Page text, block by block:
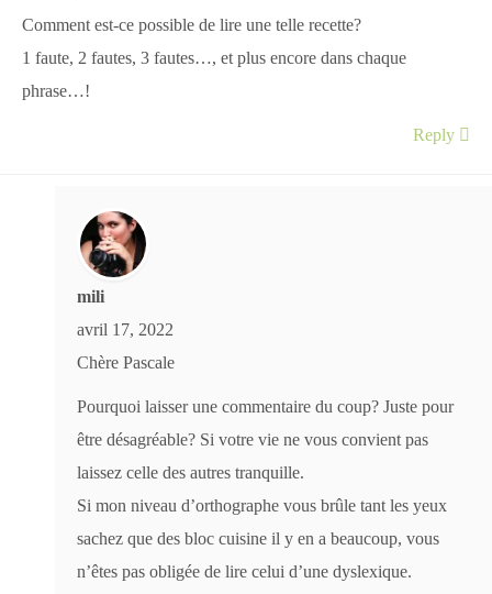
Comment est-ce possible de lire une telle recette?
1 faute, 2 fautes, 3 fautes…, et plus encore dans chaque
phrase…!
Reply
mili
avril 17, 2022
Chère Pascale
Pourquoi laisser une commentaire du coup? Juste pour
être désagréable? Si votre vie ne vous convient pas
laissez celle des autres tranquille.
Si mon niveau d’orthographe vous brûle tant les yeux
sachez que des bloc cuisine il y en a beaucoup, vous
n’êtes pas obligée de lire celui d’une dyslexique.